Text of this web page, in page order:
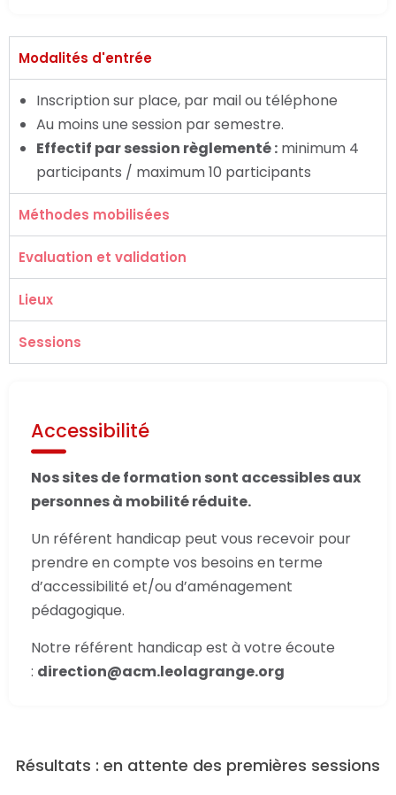
Modalités d'entrée
Inscription sur place, par mail ou téléphone
Au moins une session par semestre.
Effectif par session règlementé : minimum 4
participants / maximum 10 participants
Méthodes mobilisées
Evaluation et validation
Lieux
Sessions
Accessibilité
Nos sites de formation sont accessibles aux
personnes à mobilité réduite.
Un référent handicap peut vous recevoir pour
prendre en compte vos besoins en terme
d’accessibilité et/ou d’aménagement
pédagogique.
Notre référent handicap est à votre écoute
: direction@acm.leolagrange.org
Résultats : en attente des premières sessions